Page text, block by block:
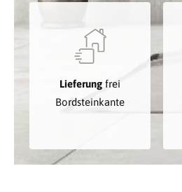
Lieferung frei
Bordsteinkante